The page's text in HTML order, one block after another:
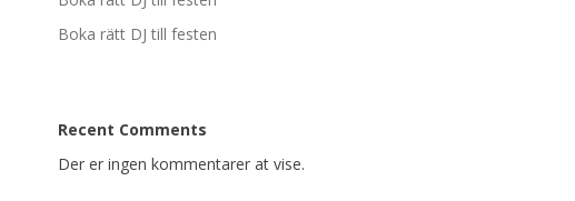
Boka rätt DJ till festen
Recent Comments
Der er ingen kommentarer at vise.